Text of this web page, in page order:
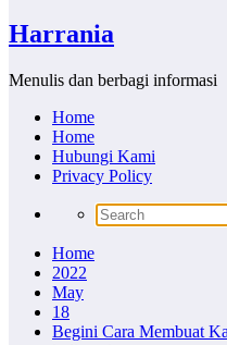
Harrania
Menulis dan berbagi informasi
Home
Home
Hubungi Kami
Privacy Policy
Home
2022
May
18
Begini Cara Membuat